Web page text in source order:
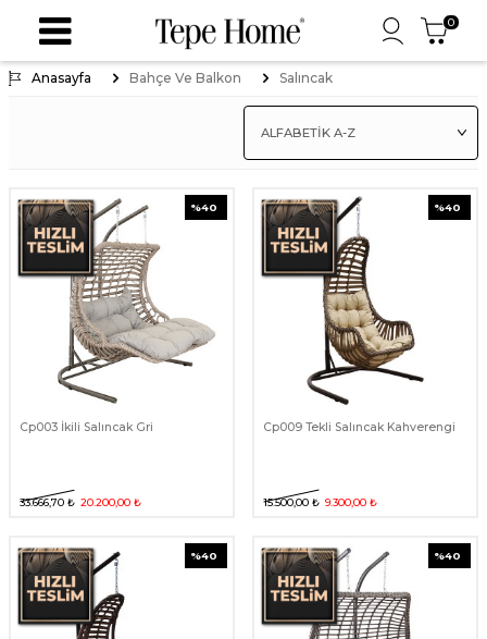
0
Anasayfa Bahçe Ve Balkon Salıncak
%40
Cp003 İkili Salıncak Gri
33.666,70 ₺ 20.200,00 ₺
%40
Cp009 Tekli Salıncak Kahverengi
15.500,00 ₺ 9.300,00 ₺
%40 %40